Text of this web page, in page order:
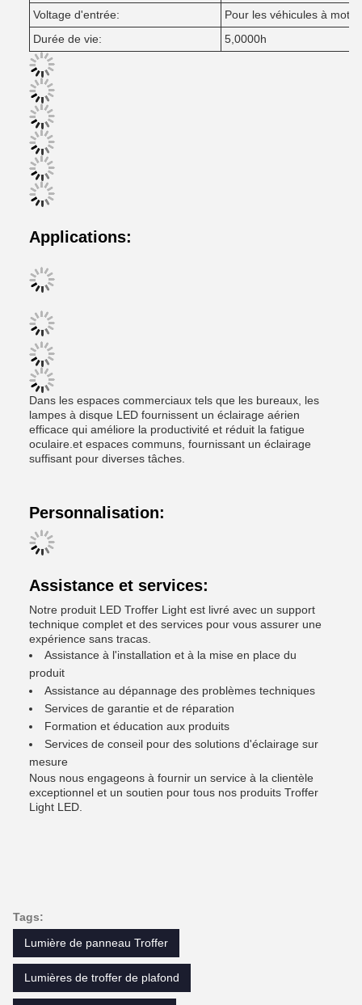
Voltage d'entrée:
Pour les véhicules à
Durée de vie:
5,0000h
Applications:
Dans les espaces commerciaux tels que les bureaux, les
lampes à disque LED fournissent un éclairage aérien
efficace qui améliore la productivité et réduit la fatigue
oculaire.et espaces communs, fournissant un éclairage
suffisant pour diverses tâches.
Personnalisation:
Assistance et services:
Notre produit LED Troffer Light est livré avec un support
technique complet et des services pour vous assurer une
expérience sans tracas.
Assistance à l'installation et à la mise en place du
produit
Assistance au dépannage des problèmes techniques
Services de garantie et de réparation
Formation et éducation aux produits
Services de conseil pour des solutions d'éclairage sur
mesure
Nous nous engageons à fournir un service à la clientèle
exceptionnel et un soutien pour tous nos produits Troffer
Light LED.
Tags:
Lumière de panneau Troffer
Lumières de troffer de plafond